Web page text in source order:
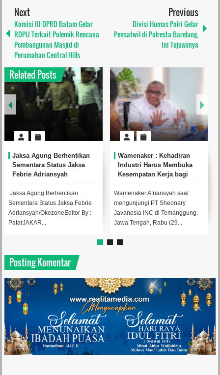
Next
Komisi III DPRD Batam Gelar
RDPU Terkait Polemik Rencana
Pembangunan Masjid di
Perumahan Central Hills
Previous
Divisi Humas Polri Gelar
Pensatwil di Polresta Barelang,
Ini Tujuannya
Related Posts
Wamenaker : Kehadiran
Industri Harus Membuka
Kesempatan Kerja bagi
Warga Sekitar
Wamenaker Afriansyah saat
mengunjungi PT Sheonary
Javanesia INC di Temanggung,
Jawa Tengah, Rabu (29...
Menaker: Pengawasan
Ketenagakerjaan Harus
Berbasis Risiko dan
Preventif
Menaker Yassierli
sambutannya saat pada
peluncuran dan sosialisasi
Peraturan Menteri Ke...
Posting Komentar